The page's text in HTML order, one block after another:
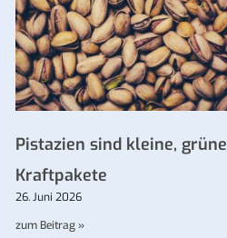
Pistazien sind kleine, grüne
Kraftpakete
26. Juni 2026
zum Beitrag »